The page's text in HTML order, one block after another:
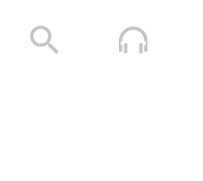
اليمنية